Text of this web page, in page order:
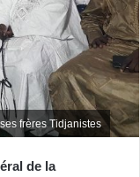
frères Tidjanistes
de la